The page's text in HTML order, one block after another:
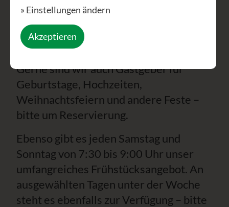
regionale und biologische Zutaten in
schmackhafte Menüs verwandeln zu
dürfen. Jeden Tag von 11:00- bis 14:30
Gerne sind wir auch Gastgeber für
Geburtstage, Hochzeiten,
Weihnachtsfeiern und andere Feste –
bitte um Reservierung.
Ebenso gibt es jeden Samstag und
Sonntag von 7:30 bis 9:00 Uhr unser
umfangreiches Frühstücksangebot. An
ausgewählten Tagen unter der Woche
steht es ebenfalls zur Verfügung – bitte
» Einstellungen ändern
Akzeptieren